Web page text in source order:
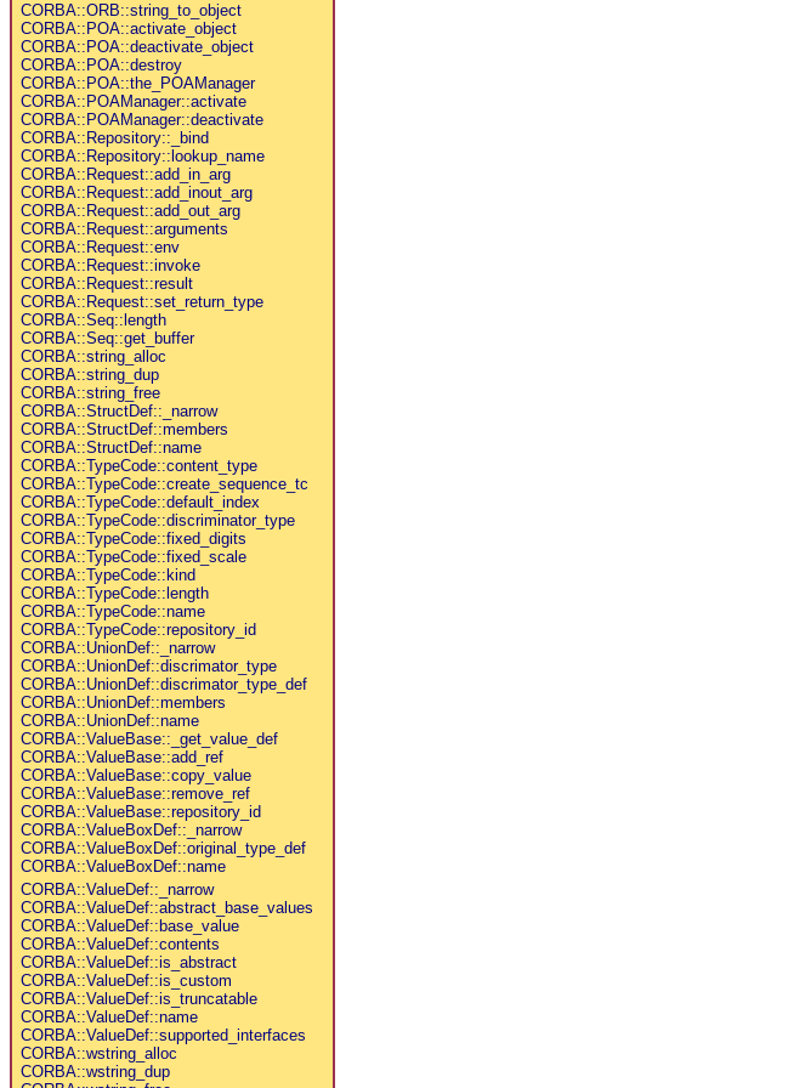
CORBA::ORB::string_to_object
CORBA::POA::activate_object
CORBA::POA::deactivate_object
CORBA::POA::destroy
CORBA::POA::the_POAManager
CORBA::POAManager::activate
CORBA::POAManager::deactivate
CORBA::Repository::_bind
CORBA::Repository::lookup_name
CORBA::Request::add_in_arg
CORBA::Request::add_inout_arg
CORBA::Request::add_out_arg
CORBA::Request::arguments
CORBA::Request::env
CORBA::Request::invoke
CORBA::Request::result
CORBA::Request::set_return_type
CORBA::Seq::length
CORBA::Seq::get_buffer
CORBA::string_alloc
CORBA::string_dup
CORBA::string_free
CORBA::StructDef::_narrow
CORBA::StructDef::members
CORBA::StructDef::name
CORBA::TypeCode::content_type
CORBA::TypeCode::create_sequence_tc
CORBA::TypeCode::default_index
CORBA::TypeCode::discriminator_type
CORBA::TypeCode::fixed_digits
CORBA::TypeCode::fixed_scale
CORBA::TypeCode::kind
CORBA::TypeCode::length
CORBA::TypeCode::name
CORBA::TypeCode::repository_id
CORBA::UnionDef::_narrow
CORBA::UnionDef::discrimator_type
CORBA::UnionDef::discrimator_type_def
CORBA::UnionDef::members
CORBA::UnionDef::name
CORBA::ValueBase::_get_value_def
CORBA::ValueBase::add_ref
CORBA::ValueBase::copy_value
CORBA::ValueBase::remove_ref
CORBA::ValueBase::repository_id
CORBA::ValueBoxDef::_narrow
CORBA::ValueBoxDef::original_type_def
CORBA::ValueBoxDef::name
CORBA::ValueDef::_narrow
CORBA::ValueDef::abstract_base_values
CORBA::ValueDef::base_value
CORBA::ValueDef::contents
CORBA::ValueDef::is_abstract
CORBA::ValueDef::is_custom
CORBA::ValueDef::is_truncatable
CORBA::ValueDef::name
CORBA::ValueDef::supported_interfaces
CORBA::wstring_alloc
CORBA::wstring_dup